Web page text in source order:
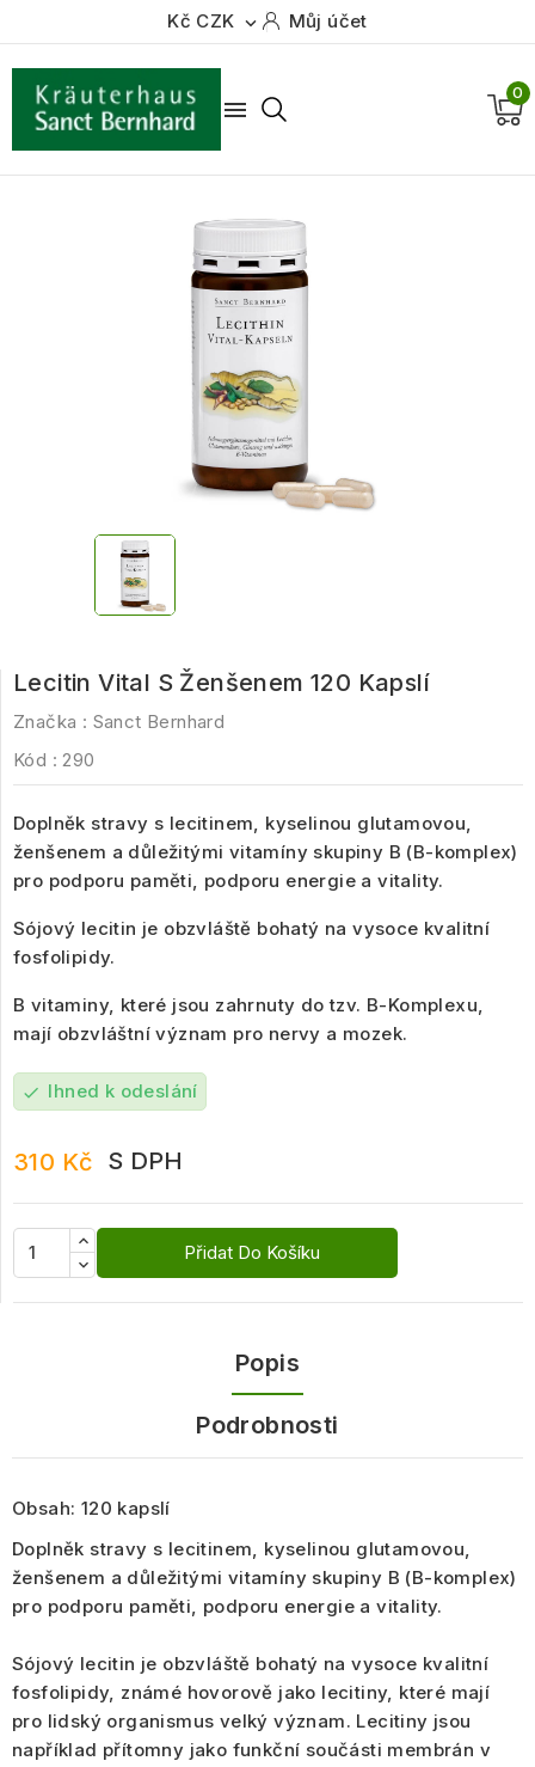
Kč CZK  Můj účet

0
Lecitin Vital S Ženšenem 120 Kapslí
Značka : Sanct Bernhard
Kód : 290
Doplněk stravy s lecitinem, kyselinou glutamovou,
ženšenem a důležitými vitamíny skupiny B (B-komplex)
pro podporu paměti, podporu energie a vitality.
Sójový lecitin je obzvláště bohatý na vysoce kvalitní
fosfolipidy.
B vitaminy, které jsou zahrnuty do tzv. B-Komplexu,
mají obzvláštní význam pro nervy a mozek.
check Ihned k odeslání
310 Kč S DPH
Přidat Do Košíku
Popis
Podrobnosti
Obsah: 120 kapslí
Doplněk stravy s lecitinem, kyselinou glutamovou,
ženšenem a důležitými vitamíny skupiny B (B-komplex)
pro podporu paměti, podporu energie a vitality.
Sójový lecitin je obzvláště bohatý na vysoce kvalitní
fosfolipidy , známé hovorově jako lecitiny, které mají
pro lidský organismus velký význam. Lecitiny jsou
například přítomny jako funkční součásti membrán v